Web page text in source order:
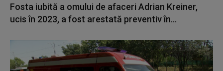
Fosta iubită a omului de afaceri Adrian Kreiner,
ucis în 2023, a fost arestată preventiv în...